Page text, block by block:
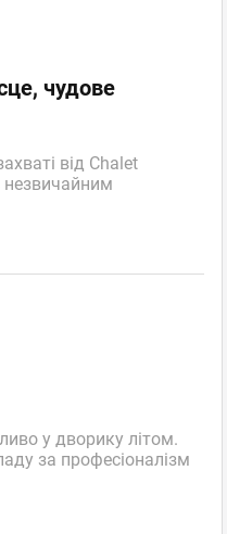
чудове
від Chalet
незвичайним
у дворику літом.
за професіоналізм